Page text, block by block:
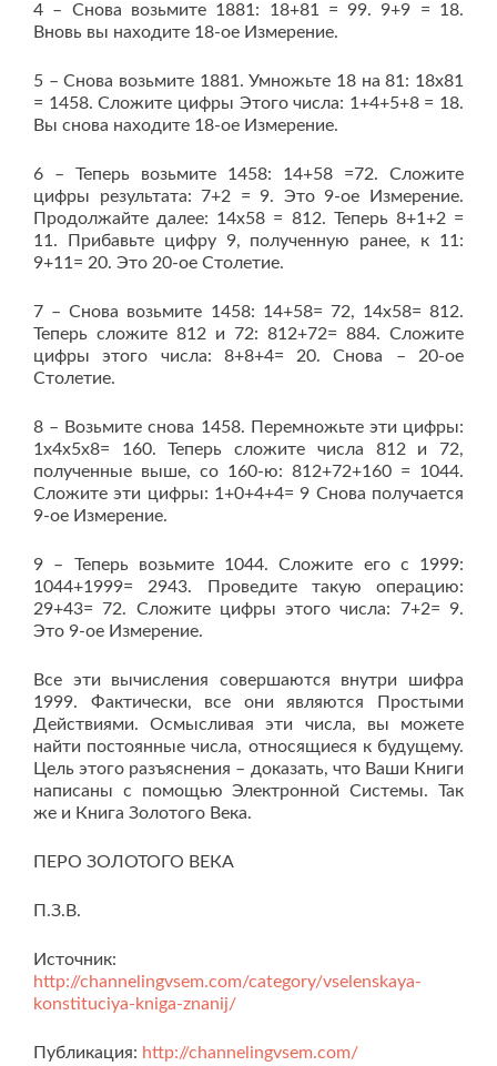
4 – Снова возьмите 1881: 18+81 = 99. 9+9 = 18.
Вновь вы находите 18-ое Измерение.
5 – Снова возьмите 1881. Умножьте 18 на 81: 18х81
= 1458. Сложите цифры Этого числа: 1+4+5+8 = 18.
Вы снова находите 18-ое Измерение.
6 – Теперь возьмите 1458: 14+58 =72. Сложите
цифры результата: 7+2 = 9. Это 9-ое Измерение.
Продолжайте далее: 14х58 = 812. Теперь 8+1+2 =
11. Прибавьте цифру 9, полученную ранее, к 11:
9+11= 20. Это 20-ое Столетие.
7 – Снова возьмите 1458: 14+58= 72, 14х58= 812.
Теперь сложите 812 и 72: 812+72= 884. Сложите
цифры этого числа: 8+8+4= 20. Снова – 20-ое
Столетие.
8 – Возьмите снова 1458. Перемножьте эти цифры:
1х4х5х8= 160. Теперь сложите числа 812 и 72,
полученные выше, со 160-ю: 812+72+160 = 1044.
Сложите эти цифры: 1+0+4+4= 9 Снова получается
9-ое Измерение.
9 – Теперь возьмите 1044. Сложите его с 1999:
1044+1999= 2943. Проведите такую операцию:
29+43= 72. Сложите цифры этого числа: 7+2= 9.
Это 9-ое Измерение.
Все эти вычисления совершаются внутри шифра
1999. Фактически, все они являются Простыми
Действиями. Осмысливая эти числа, вы можете
найти постоянные числа, относящиеся к будущему.
Цель этого разъяснения – доказать, что Ваши Книги
написаны с помощью Электронной Системы. Так
же и Книга Золотого Века.
ПЕРО ЗОЛОТОГО ВЕКА
П.З.В.
Источник:
http://channelingvsem.com/category/vselenskaya-
konstituciya-kniga-znanij/
Публикация: http://channelingvsem.com/